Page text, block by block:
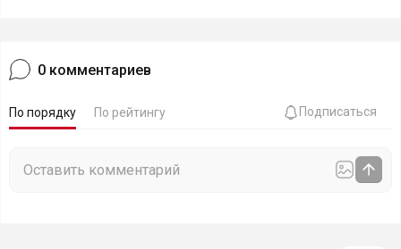
0 комментариев
По порядку По рейтингу Подписаться